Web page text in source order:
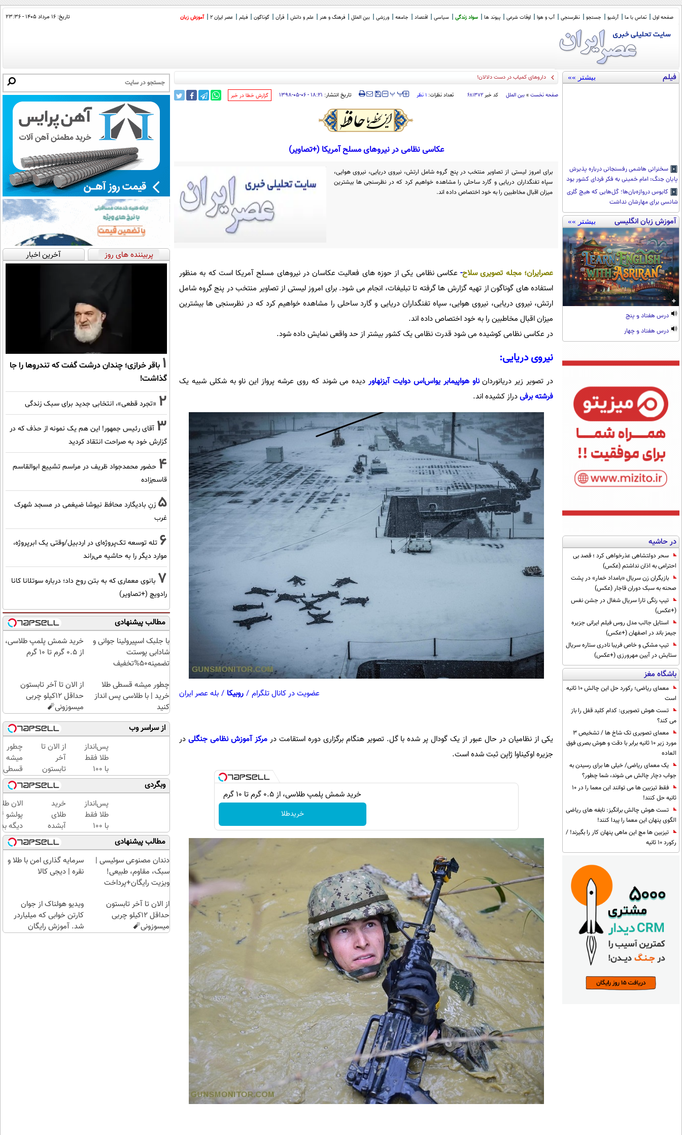
صفحه اول تماس با ما آرشیو جستجو نظرسنجی آب و هوا اوقات شرعی پیوند ها سواد زندگی سیاسی اقتصاد جامعه ورزشی بین الملل فرهنگ و هنر علم و دانش قرآن گوناگون فیلم عصر ایران 2 آموزش زبان تاریخ: ۱۶ مرداد ۱۴۰۵ - ۲۳:۳۶
فیلم بیشتر »»
سخنرانی هاشمی رفسنجانی درباره پذیرش
پایان جنگ: امام خمینی به فکر فردای کشور بود
کابوس دروازه‌بان‌ها؛ گل‌هایی که هیچ گلری
شانسی برای مهارشان نداشت
آموزش زبان انگلیسی بیشتر »»
درس هفتاد و پنج
درس هفتاد و چهار
در حاشیه
سحر دولتشاهی عذرخواهی کرد ؛ قصد بی
احترامی به اذان نداشتم (عکس)
بازیگران زن سریال «بامداد خمار» در پشت
صحنه به سبک دوران قاجار (عکس)
تیپ رنگی تارا سریال شغال در جشن نفس
(+عکس)
استایل جالب مدل روس فیلم ایرانی جزیره
جیمز باند در اصفهان (+عکس)
تیپ مشکی و خاص فریبا نادری ستاره سریال
ستایش در آیین مهرورزی (+عکس)
باشگاه مغز
معمای ریاضی؛ رکورد حل این چالش 10 ثانیه
است
تست هوش تصویری: کدام کلید قفل را باز
می کند؟
معمای تصویری تک شاخ ها / تشخیص 3
مورد زیر 10 ثانیه برابر با دقت و هوش بصری فوق
العاده
یک معمای ریاضی/ خیلی ها برای رسیدن به
جواب دچار چالش می شوند، شما چطور؟
فقط تیزبین ها می توانند این معما را در 10
ثانیه حل کنند!
تست هوش چالش برانگیز: نابغه های ریاضی
الگوی پنهان این معما را پیدا کنند!
تیزبین ها مچ این ماهی پنهان کار را بگیرند! /
رکورد 10 ثانیه
تاسیس ناتو اسلامی توسط عربستان سعود
صفحه نخست » بین الملل کد خبر۶۸۱۳۷۲ تعداد نظرات: ۱ نظر ‍‍‍ پ پ تاریخ انتشار: ۱۸:۲۱ - ۰۶-۰۵-۱۳۹۸ ‌گزارش خطا در خبر
عکاسی نظامی در نیروهای مسلح آمریکا (+تصاویر)
برای امروز لیستی از تصاویر منتخب در پنج گروه شامل ارتش، نیروی دریایی، نیروی هوایی،
سپاه تفنگداران دریایی و گارد ساحلی را مشاهده خواهیم کرد که در نظرسنجی ها بیشترین
میزان اقبال مخاطبین را به خود اختصاص داده اند.
عصرایران؛مجله تصویری سلاح-عکاسی نظامی یکی از حوزه های فعالیت عکاسان در نیروهای مسلح آمریکا است که به منظور
استفاده های گوناگون از تهیه گزارش ها گرفته تا تبلیغات، انجام می شود. برای امروز لیستی از تصاویر منتخب در پنج گروه شامل
ارتش، نیروی دریایی، نیروی هوایی، سپاه تفنگداران دریایی و گارد ساحلی را مشاهده خواهیم کرد که در نظرسنجی ها بیشترین
میزان اقبال مخاطبین را به خود اختصاص داده اند.
در عکاسی نظامی کوشیده می شود قدرت نظامی یک کشور بیشتر از حد واقعی نمایش داده شود.
نیروی دریایی:
در تصویر زیر دریانوردانناو هواپیمابر یواس‌اس دوایت آیزنهاوردیده می شوند که روی عرشه پرواز این ناو به شکلی شبیه یک
فرشته برفیدراز کشیده اند.
عضویت در کانال تلگرام / روبیکا / بله عصر ایران
یکی از نظامیان در حال عبور از یک گودال پر شده با گل. تصویر هنگام برگزاری دوره استقامت درمرکز آموزش نظامی جنگلی در
جزیره اوکیناوا ژاپن ثبت شده است.
خرید شمش پلمپ طلاسی، از ۰.۵ گرم تا ۱۰ گرم
خریدطلا
پربیننده های روز آخرین اخبار
1 باقر خرازی؛ چندان درشت گفت که تندروها را جا
گذاشت!
2 «تجرد قطعی»، انتخابی جدید برای سبک زندگی
3 آقای رئیس جمهور! این هم یک نمونه از حذف که در
گزارش خود به صراحت انتقاد کردید
4 حضور محمدجواد ظریف در مراسم تشییع ابوالقاسم
قاسم‌زاده
5 زنِ بادیگارد محافظ نیوشا ضیغمی در مسجد شهرک
غرب
6 تله توسعه تک‌پروژه‌ای در اردبیل/وقتی یک ابرپروژه،
موارد دیگر را به حاشیه می‌راند
7 بانوی معماری که به بتن روح داد؛ درباره سوتلانا کانا
رادویچ (+تصاویر)
مطالب پیشنهادی
با جلبک اسپیرولینا جوانی و
شادابی پوستت
تضمینه50%تخفیف
خرید شمش پلمپ طلاسی،
از ۰.۵ گرم تا ۱۰ گرم
چطور میشه قسطی طلا
خرید | با طلاسی پس انداز
کنید
از الان تا آخر تابستون
حداقل 12کیلو چربی
میسوزونی🧨
از سراسر وب
پس‌انداز
طلا فقط
با ۱۰۰
هزارتومان
(امن و
راحت)
از الان تا
آخر
تابستون
حداقل
12کیلو
چربی
میسوزونی
🧨
چطور
میشه
قسطی
طلا
خرید |
با
طلاسی
پس
انداز
کنید
وبگردی
پس‌انداز
طلا فقط
با ۱۰۰
هزارتومان
(امن و
راحت)
خرید
طلای
آبشده
حتی با
۱۰۰هزارتومان
الان
دیگه
طلا با
بی‌بهره
مطالب پیشنهادی
دندان مصنوعی سوئیسی |
سبک، مقاوم، طبیعی!
ویزیت رایگان+پرداخت
سرمایه گذاری امن با طلا و
نقره | دیجی کالا
از الان تا آخر تابستون
حداقل 12کیلو چربی
میسوزونی🧨
ویدیو هولناک از جوان
کارتن خوابی که میلیاردر
شد. آموزش رایگان